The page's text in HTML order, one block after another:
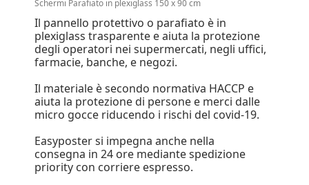
Schermi Parafiato in plexiglass 150 x 90 cm
Il pannello protettivo o parafiato è in
plexiglass trasparente e aiuta la protezione
degli operatori nei supermercati, negli uffici,
farmacie, banche, e negozi.
Il materiale è secondo normativa HACCP e
aiuta la protezione di persone e merci dalle
micro gocce riducendo i rischi del covid-19.
Easyposter si impegna anche nella
consegna in 24 ore mediante spedizione
priority con corriere espresso.